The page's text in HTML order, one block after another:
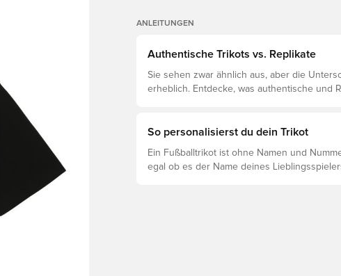
ANLEITUNGEN
Authentische Trikots vs. Replikate
Sie sehen zwar ähnlich aus, aber die
erheblich. Entdecke, was authentische und
So personalisierst du dein Trikot
Ein Fußballtrikot ist ohne Namen und
egal ob es der Name deines